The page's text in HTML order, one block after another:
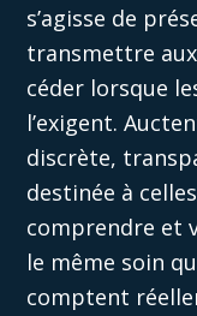
s’agisse de
transmettre
céder lorsque
l’exigent.
discrète,
destinée à
comprendre et
le même soin
comptent